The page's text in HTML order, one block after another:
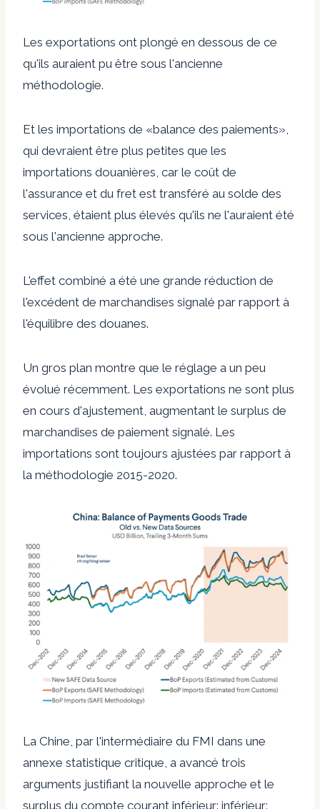
Les exportations ont plongé en dessous de ce
qu'ils auraient pu être sous l'ancienne
méthodologie.
Et les importations de «balance des paiements»,
qui devraient être plus petites que les
importations douanières, car le coût de
l'assurance et du fret est transféré au solde des
services, étaient plus élevés qu'ils ne l'auraient été
sous l'ancienne approche.
L'effet combiné a été une grande réduction de
l'excédent de marchandises signalé par rapport à
l'équilibre des douanes.
Un gros plan montre que le réglage a un peu
évolué récemment. Les exportations ne sont plus
en cours d'ajustement, augmentant le surplus de
marchandises de paiement signalé. Les
importations sont toujours ajustées par rapport à
la méthodologie 2015-2020.
La Chine, par l'intermédiaire du FMI dans une
annexe statistique critique, a avancé trois
arguments justifiant la nouvelle approche et le
surplus du compte courant inférieur: inférieur: